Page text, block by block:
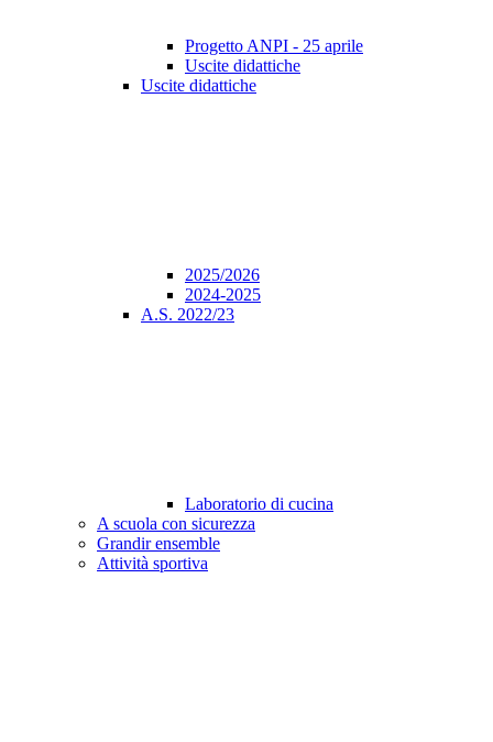
Progetto ANPI - 25 aprile
Uscite didattiche
Uscite didattiche
2025/2026
2024-2025
A.S. 2022/23
Laboratorio di cucina
A scuola con sicurezza
Grandir ensemble
Attività sportiva